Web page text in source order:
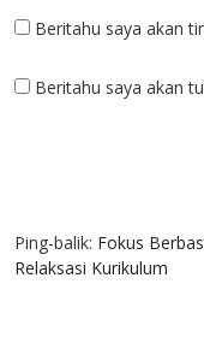
Beritahu saya akan
Beritahu saya akan
Ping-balik: Fokus
Relaksasi Kurikulum